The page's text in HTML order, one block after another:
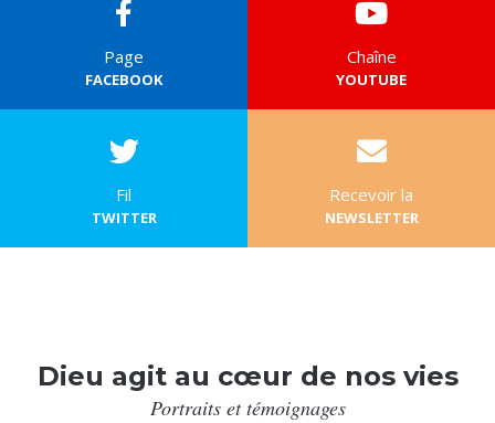
Page
FACEBOOK
Chaîne
YOUTUBE
Fil
TWITTER
Recevoir la
NEWSLETTER
Dieu agit au cœur de nos vies
Portraits et témoignages